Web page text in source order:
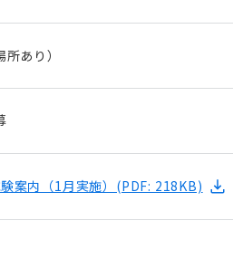
あり）
案内（1月実施） (PDF: 218KB)